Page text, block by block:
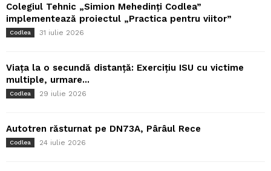
Colegiul Tehnic „Simion Mehedinți Codlea”
implementează proiectul „Practica pentru viitor”
Codlea 31 iulie 2026
Viața la o secundă distanță: Exercițiu ISU cu victime
multiple, urmare...
Codlea 29 iulie 2026
Autotren răsturnat pe DN73A, Pârâul Rece
Codlea 24 iulie 2026